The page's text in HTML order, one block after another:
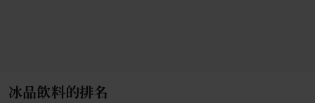
冰品飲料的排名